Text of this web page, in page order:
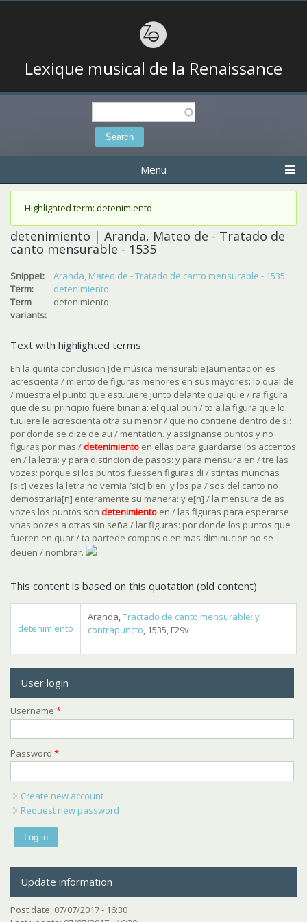
Lexique musical de la Renaissance
Search
Menu
Status message
Highlighted term: detenimiento
detenimiento | Aranda, Mateo de - Tratado de
canto mensurable - 1535
Snippet:
Aranda, Mateo de - Tratado de canto mensurable - 1535
Term:
detenimiento
Term
variants:
detenimiento
Text with highlighted terms
En la quinta conclusion [de música mensurable]aumentacion es
acrescienta / miento de figuras menores en sus mayores: lo qual de
/ muestra el punto que estuuiere junto delante qualquie / ra figura
que de su principio fuere binaria: el qual pun / to a la figura que lo
tuuiere le acrescienta otra su menor / que no contiene dentro de si:
por donde se dize de au / mentation. y assignanse puntos y no
figuras por mas /detenimiento en ellas para guardarse los accentos
en / la letra: y para distincion de pasos: y para mensura en / tre las
vozes: porque si los puntos fuessen figuras di / stintas munchas
[sic] vezes la letra no vernia [sic] bien: y los pa / sos del canto no
demostraria[n] enteramente su manera: y e[n] / la mensura de as
vozes los puntos son detenimiento en / las figuras para esperarse
vnas bozes a otras sin seña / lar figuras: por donde los puntos que
fueren en quar / ta partede compas o en mas diminucion no se
deuen / nombrar.
This content is based on this quotation (old content)
detenimiento
Aranda,Tractado de canto mensurable: y
contrapuncto, 1535, F29v
User login
Username *
Password *
Create new account
Request new password
Update information
Post date: 07/07/2017 - 16:30